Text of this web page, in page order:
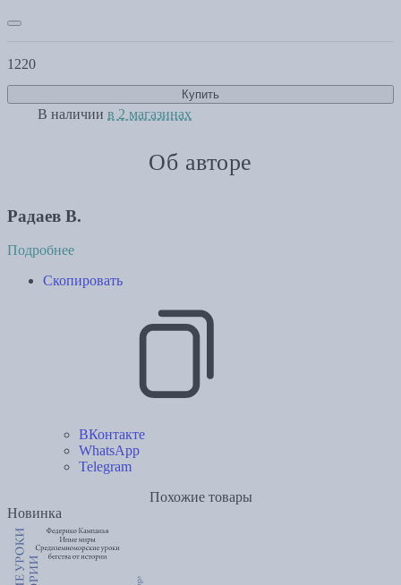
1220
Купить
В наличии в 2 магазинах
Об авторе
Радаев В.
Подробнее
Скопировать
ВКонтакте
WhatsApp
Telegram
Похожие товары
Новинка